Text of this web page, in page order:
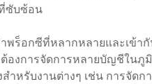
ซับซ้อน
พร็อกซีที่หลากหลายและเข้า
องการจัดการหลายบัญชีใน
หรับงานต่างๆ เช่น การจัดก